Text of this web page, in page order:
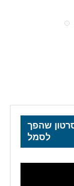
שהפך
לסמל